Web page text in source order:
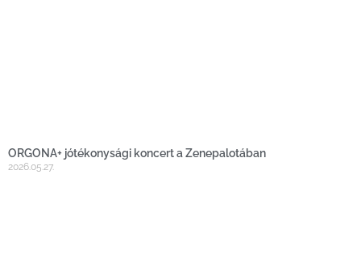
ORGONA+ jótékonysági koncert a Zenepalotában
2026.05.27.